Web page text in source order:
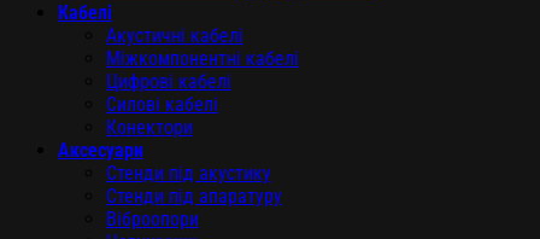
Кабелі
Акустичні кабелі
Міжкомпонентні кабелі
Цифрові кабелі
Силові кабелі
Конектори
Аксесуари
Стенди під акустику
Стенди під апаратуру
Віброопори